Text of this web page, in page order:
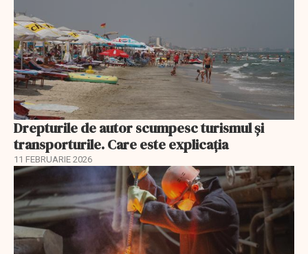
Drepturile de autor scumpesc turismul și
transporturile. Care este explicația
11 FEBRUARIE 2026